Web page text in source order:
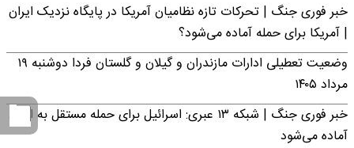
خبر فوری جنگ | تحرکات تازه نظامیان آمریکا در پایگاه نزدیک ایران
| آمریکا برای حمله آماده می‌شود؟
وضعیت تعطیلی ادارات مازندران و گیلان و گلستان فردا دوشنبه ۱۹
مرداد ۱۴۰۵
خبر فوری جنگ | شبکه ۱۳ عبری: اسرائیل برای حمله مستقل به ایران
آماده می‌شود